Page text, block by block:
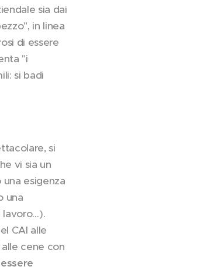
sia dai
in linea
di essere
"i
si badi
si
vi sia un
esigenza
una
lavoro…).
CAI alle
cene con